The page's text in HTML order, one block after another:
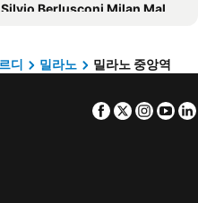
Hotel Sanpi Milano
안드레올라 센트럴 호텔
아카 팰리스 호텔
Silvio Berlusconi Milan Malpensa Airport
Fiera di Genova
디 밀라노 밀라노 중앙역
Facebook
Twitter